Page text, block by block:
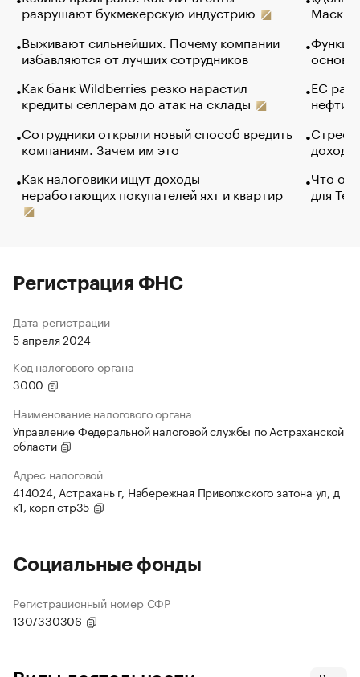
разрушают букмекерскую индустрию
Выживают сильнейших. Почему компании
избавляются от лучших сотрудников
Как банк Wildberries резко нарастил
кредиты селлерам до атак на склады
Сотрудники открыли новый способ вредить
компаниям. Зачем им это
Как налоговики ищут доходы
неработающих покупателей яхт и квартир
Маск в
основ
ЕС
нефти
Что
для
Регистрация ФНС
Дата регистрации
5 апреля 2024
Код налогового органа
3000
Наименование налогового органа
Управление Федеральной налоговой службы по Астраханской
области
Адрес налоговой
414024, Астрахань г, Набережная Приволжского затона ул, д
к1, корп стр35
Социальные фонды
Регистрационный номер СФР
1307330306